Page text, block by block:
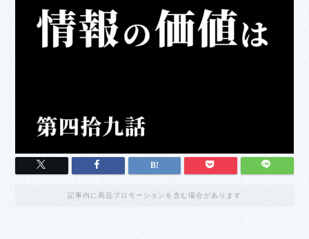
記事内に商品プロモーションを含む場合があります